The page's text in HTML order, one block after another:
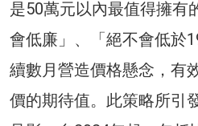
是50萬元以內最值得擁有
會低廉」、「絕不會低於
續數月營造價格懸念，有
價的期待值。此策略所引